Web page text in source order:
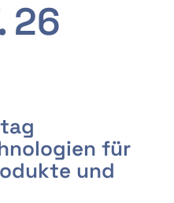
26
für
und